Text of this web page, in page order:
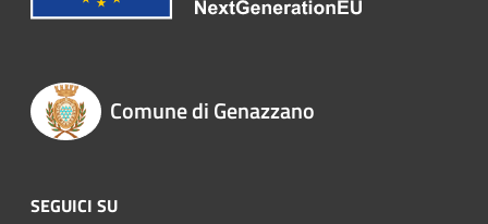
Comune di Genazzano
SEGUICI SU